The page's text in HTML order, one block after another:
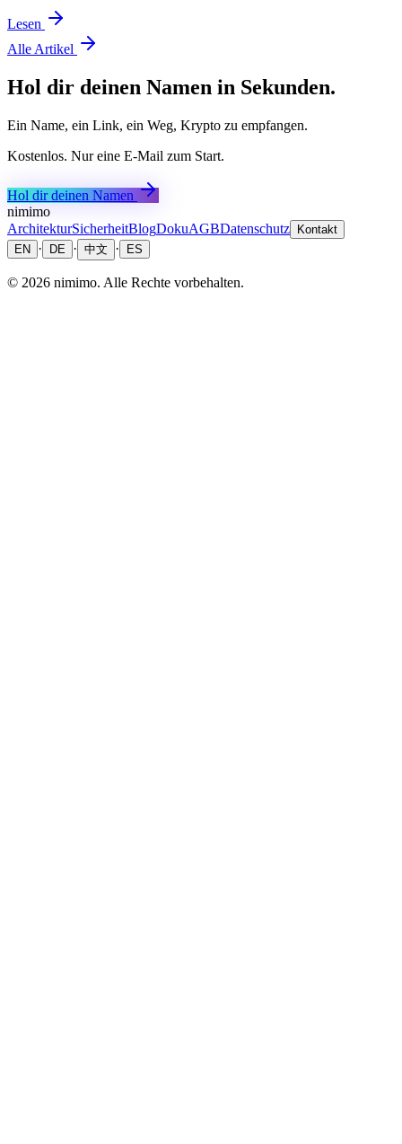
Lesen
Alle Artikel
Hol dir deinen Namen in Sekunden.
Ein Name, ein Link, ein Weg, Krypto zu empfangen.
Kostenlos. Nur eine E-Mail zum Start.
Hol dir deinen Namen
nimimo
ArchitekturSicherheitBlogDokuAGBDatenschutz Kontakt
EN · DE · 中文 · ES
© 2026 nimimo. Alle Rechte vorbehalten.